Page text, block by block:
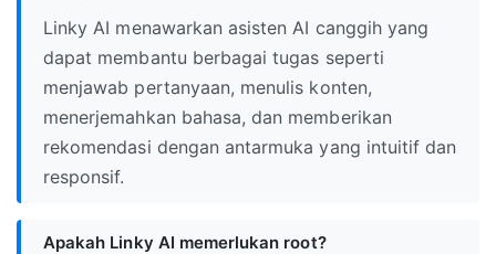
Linky AI menawarkan asisten AI canggih yang
dapat membantu berbagai tugas seperti
menjawab pertanyaan, menulis konten,
menerjemahkan bahasa, dan memberikan
rekomendasi dengan antarmuka yang intuitif dan
responsif.
Apakah Linky AI memerlukan root?